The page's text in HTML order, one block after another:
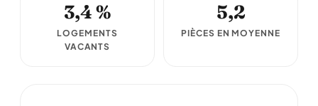
3,4 %
LOGEMENTS
VACANTS
5,2
PIÈCES EN MOYENNE